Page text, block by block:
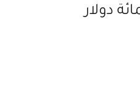
دولار